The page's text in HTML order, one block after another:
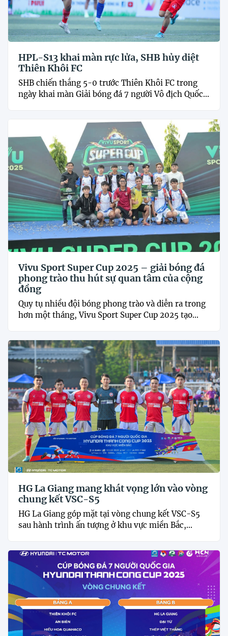
HPL-S13 khai màn rực lửa, SHB hủy diệt
Thiên Khôi FC
SHB chiến thắng 5-0 trước Thiên Khôi FC trong
ngày khai màn Giải bóng đá 7 người Vô địch Quốc...
Vivu Sport Super Cup 2025 – giải bóng đá
phong trào thu hút sự quan tâm của cộng
đồng
Quy tụ nhiều đội bóng phong trào và diễn ra trong
hơn một tháng, Vivu Sport Super Cup 2025 tạo...
HG La Giang mang khát vọng lớn vào vòng
chung kết VSC-S5
HG La Giang góp mặt tại vòng chung kết VSC-S5
sau hành trình ấn tượng ở khu vực miền Bắc,...